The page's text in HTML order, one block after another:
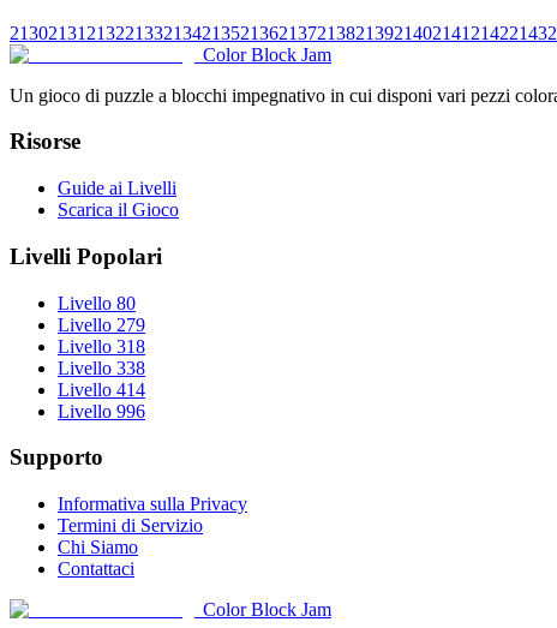
21302131 2132213321342135213621372138213921402141 21422143
Color Block Jam
Un gioco di puzzle a blocchi impegnativo in cui disponi vari pezzi
Risorse
Guide ai Livelli
Scarica il Gioco
Livelli Popolari
Livello 80
Livello 279
Livello 318
Livello 338
Livello 414
Livello 996
Supporto
Informativa sulla Privacy
Termini di Servizio
Chi Siamo
Contattaci
Color Block Jam